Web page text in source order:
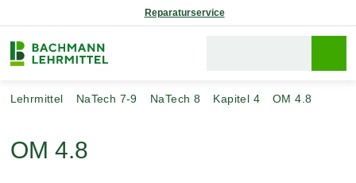
Reparaturservice
Lehrmittel NaTech 7-9 NaTech 8 Kapitel 4 OM 4.8
OM 4.8